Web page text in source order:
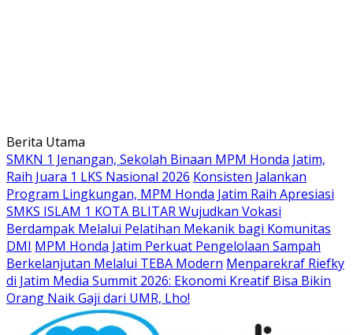
Langsung
ke
konten
Berita Utama
SMKN 1 Jenangan, Sekolah Binaan MPM Honda Jatim,
Raih Juara 1 LKS Nasional 2026 Konsisten Jalankan
Program Lingkungan, MPM Honda Jatim Raih Apresiasi
SMKS ISLAM 1 KOTA BLITAR Wujudkan Vokasi
Berdampak Melalui Pelatihan Mekanik bagi Komunitas
DMI MPM Honda Jatim Perkuat Pengelolaan Sampah
Berkelanjutan Melalui TEBA Modern Menparekraf Riefky
di Jatim Media Summit 2026: Ekonomi Kreatif Bisa Bikin
Orang Naik Gaji dari UMR, Lho!